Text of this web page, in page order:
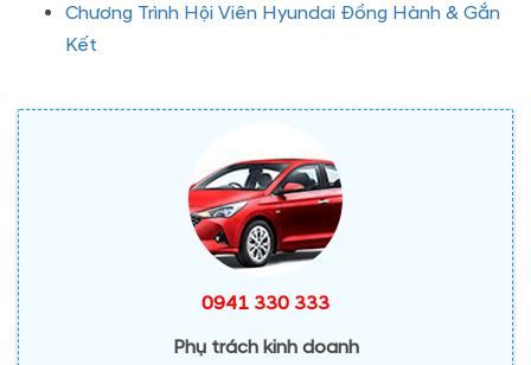
Chương Trình Hội Viên Hyundai Đồng Hành & Gắn
Kết
0941 330 333
Phụ trách kinh doanh